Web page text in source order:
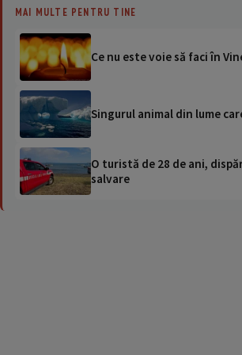
MAI MULTE PENTRU TINE
Ce nu este voie să faci în
Singurul animal din lume
O turistă de 28 de ani,
salvare